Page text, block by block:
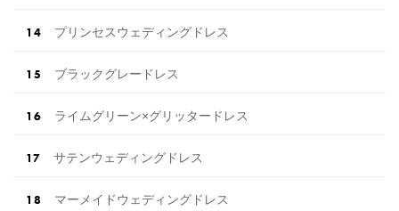
プリンセスウェディングドレス
ブラックグレードレス
ライムグリーン×グリッタードレス
サテンウェディングドレス
マーメイドウェディングドレス